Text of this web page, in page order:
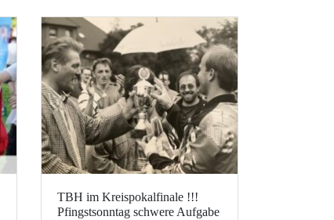
TBH im Kreispokalfinale !!!
Pfingstsonntag schwere Aufgabe